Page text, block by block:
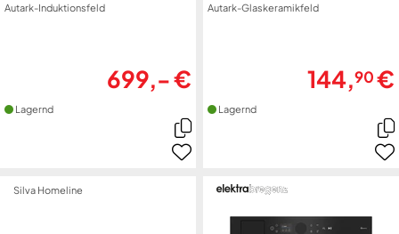
Autark-Induktionsfeld
699,- €
Lagernd
Autark-Glaskeramikfeld
144,90€
Lagernd
Silva Homeline